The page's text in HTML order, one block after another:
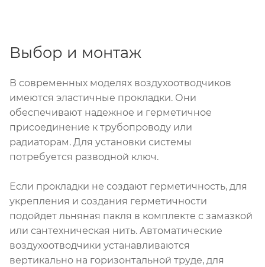
Выбор и монтаж
В современных моделях воздухоотводчиков
имеются эластичные прокладки. Они
обеспечивают надежное и герметичное
присоединение к трубопроводу или
радиаторам. Для установки системы
потребуется разводной ключ.
Если прокладки не создают герметичность, для
укрепления и создания герметичности
подойдет льняная пакля в комплекте с замазкой
или сантехническая нить. Автоматические
воздухоотводчики устанавливаются
вертикально на горизонтальной труде, для